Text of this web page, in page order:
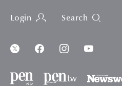
Login Search